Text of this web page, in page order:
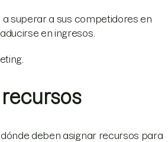
superar a sus competidores en
en ingresos.
deben asignar recursos para